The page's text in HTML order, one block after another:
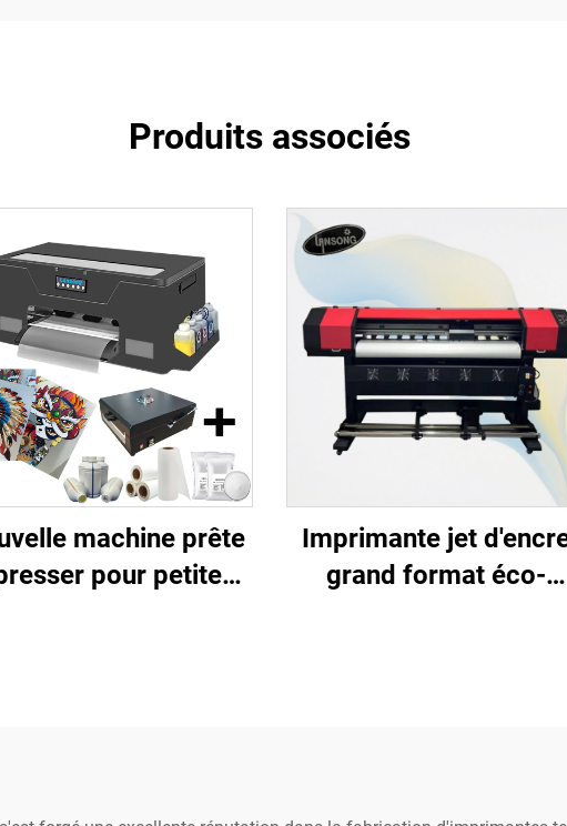
Produits associés
machine prête
pour petites
Imprimante jet
grand format éco-